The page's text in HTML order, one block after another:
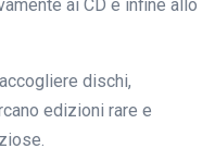
ai CD e infine allo
dischi,
edizioni rare e